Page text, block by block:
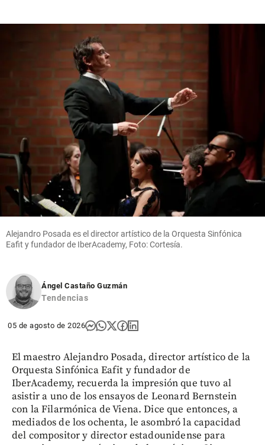
Alejandro Posada es el director artístico de la Orquesta Sinfónica
Eafit y fundador de IberAcademy, Foto: Cortesía.
Ángel Castaño Guzmán
Tendencias
05 de agosto de 2026
El maestro Alejandro Posada, director artístico de la
Orquesta Sinfónica Eafit y fundador de
IberAcademy, recuerda la impresión que tuvo al
asistir a uno de los ensayos de Leonard Bernstein
con la Filarmónica de Viena. Dice que entonces, a
mediados de los ochenta, le asombró la capacidad
del compositor y director estadounidense para